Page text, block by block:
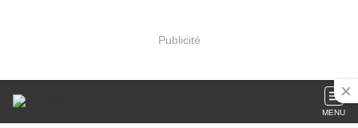
Publicité
MENU